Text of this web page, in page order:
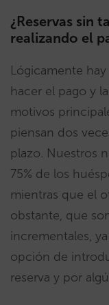
¿Reservas sin
realizando el
Lógicamente
hacer el pago y
motivos
piensan dos
plazo. Nuestros
75% de los
mientras que el
obstante, que
incrementales,
opción de
reserva y por